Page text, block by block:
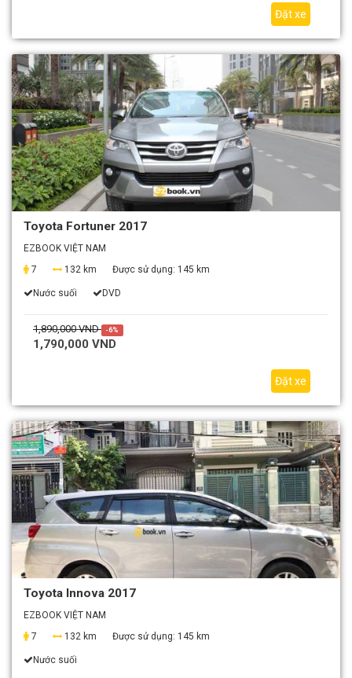
Đặt xe
Toyota Fortuner 2017
EZBOOK VIỆT NAM
7
132 km Được sử dụng: 145 km
Nước suối DVD
1,890,000 VND -6%
1,790,000 VND
Đặt xe
Toyota Innova 2017
EZBOOK VIỆT NAM
7
132 km Được sử dụng: 145 km
Nước suối